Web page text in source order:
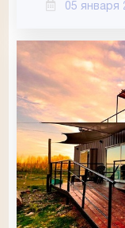
05 января